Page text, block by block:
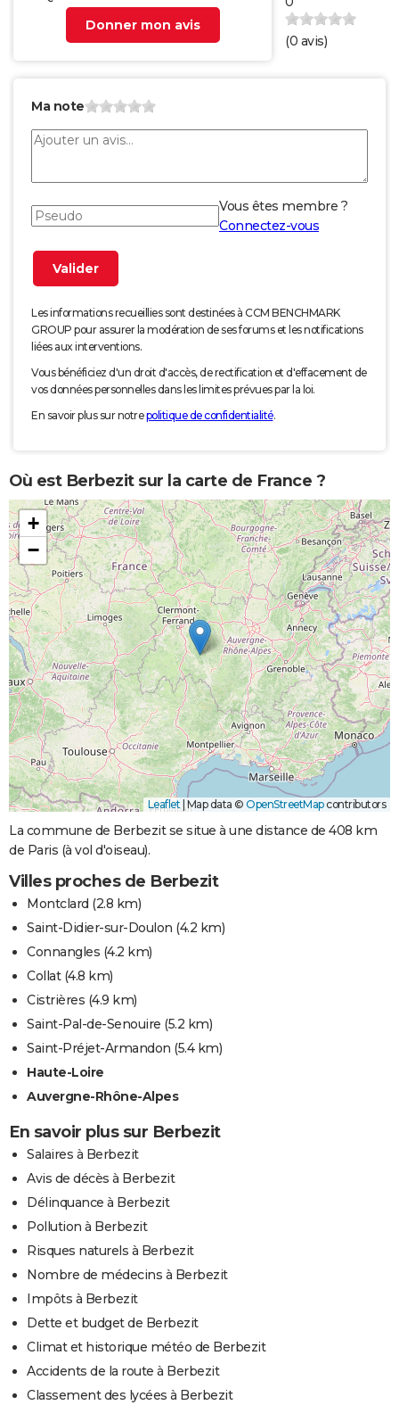
Donner mon avis
(0 avis)
Ma note
Vous êtes membre ?
Connectez-vous
Les informations recueillies sont destinées à CCM BENCHMARK
GROUP pour assurer la modération de ses forums et les notifications
liées aux interventions.
Vous bénéficiez d'un droit d'accès, de rectification et d'effacement de
vos données personnelles dans les limites prévues par la loi.
En savoir plus sur notrepolitique de confidentialité.
Où est Berbezit sur la carte de France ?
+
−
Leaflet Map data © OpenStreetMapcontributors
La commune de Berbezit se situe à une distance de 408 km
de Paris (à vol d'oiseau).
Villes proches de Berbezit
Montclard (2.8 km)
Saint-Didier-sur-Doulon (4.2 km)
Connangles (4.2 km)
Collat(4.8 km)
Cistrières (4.9 km)
Saint-Pal-de-Senouire (5.2 km)
Saint-Préjet-Armandon (5.4 km)
Haute-Loire
Auvergne-Rhône-Alpes
En savoir plus sur Berbezit
Salaires à Berbezit
Avis de décès à Berbezit
Délinquance à Berbezit
Pollution à Berbezit
Risques naturels à Berbezit
Nombre de médecins à Berbezit
Impôts à Berbezit
Dette et budget de Berbezit
Climat et historique météo de Berbezit
Accidents de la route à Berbezit
Classement des lycées à Berbezit